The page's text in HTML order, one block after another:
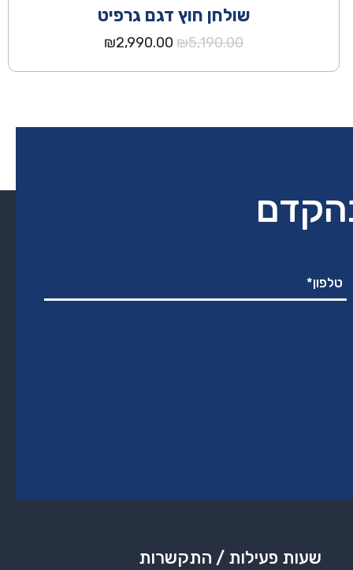
שולחן חוץ דגם גרפיט
₪5,190.00
המחיר
היה:
₪2,990.00
המחיר
הוא:
שעות פעילות / התקשרות